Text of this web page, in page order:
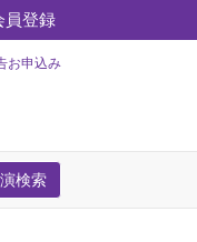
員登録
お申込み
検索